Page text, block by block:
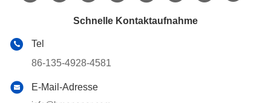
Schnelle Kontaktaufnahme
Tel
86-135-4928-4581
E-Mail-Adresse